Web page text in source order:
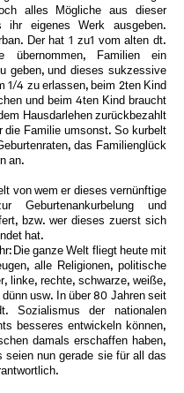
alles Mögliche aus dieser
ihr eigenes Werk ausgeben.
Der hat 1 zu1 vom alten dt.
übernommen, Familien ein
geben, und dieses sukzessive
1/4 zu erlassen, beim 2ten Kind
und beim 4ten Kind braucht
Hausdarlehen zurückbezahlt
die Familie umsonst. So kurbelt
das Familienglück
an.
von wem er dieses vernünftige
Geburtenankurbelung und
bzw. wer dieses zuerst sich
hat.
Die ganze Welt fliegt heute mit
alle Religionen, politische
linke, rechte, schwarze, weiße,
usw. In über 80 Jahren seit
Sozialismus der nationalen
besseres entwickeln können,
damals erschaffen haben,
nun gerade sie für all das